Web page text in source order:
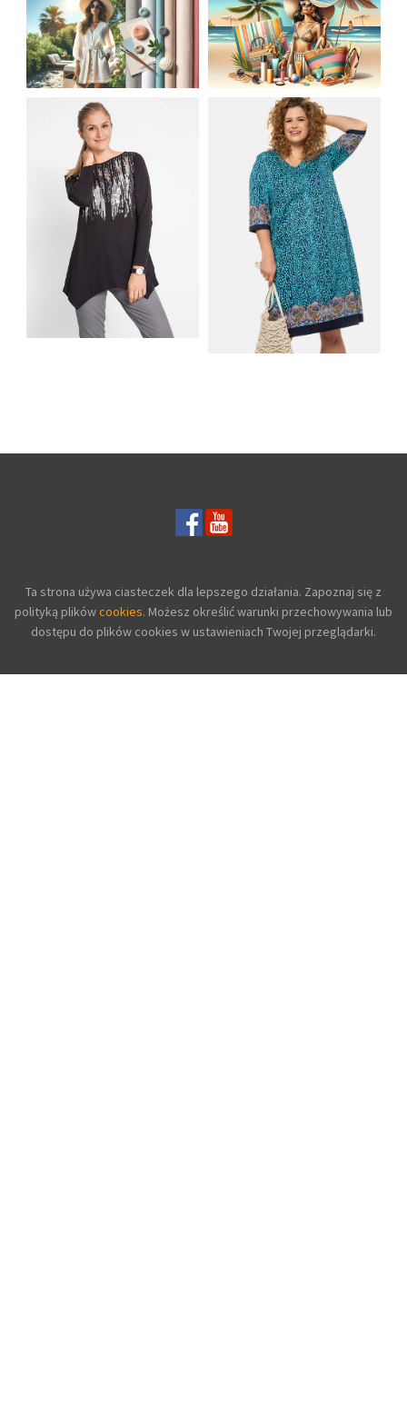
LETNIA MODA
PLAŻOWA: STROJE
KĄPIELOWE I
AKCESORIA, KTÓRE
MUSISZ MIEĆ
JAK STYLOWO
PRZETRWAĆ UPALNE
DNI: NAJLEPSZE
MATERIAŁY I KROJE
NA LATO
Ta strona używa ciasteczek dla lepszego działania. Zapoznaj się z
polityką plikówcookies. Możesz określić warunki przechowywania lub
dostępu do plików cookies w ustawieniach Twojej przeglądarki.